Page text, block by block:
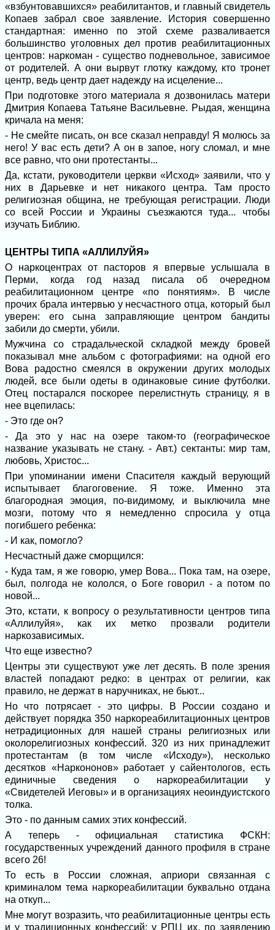
«взбунтовавшихся» реабилитантов, и главный свидетель
Копаев забрал свое заявление. История совершенно
стандартная: именно по этой схеме разваливается
большинство уголовных дел против реабилитационных
центров: наркоман - существо подневольное, зависимое
от родителей. А они вырвут глотку каждому, кто тронет
центр, ведь центр дает надежду на исцеление...
При подготовке этого материала я дозвонилась матери
Дмитрия Копаева Татьяне Васильевне. Рыдая, женщина
кричала на меня:
- Не смейте писать, он все сказал неправду! Я молюсь за
него! У вас есть дети? А он в запое, ногу сломал, и мне
все равно, что они протестанты...
Да, кстати, руководители церкви «Исход» заявили, что у
них в Дарьевке и нет никакого центра. Там просто
религиозная община, не требующая регистрации. Люди
со всей России и Украины съезжаются туда... чтобы
изучать Библию.
ЦЕНТРЫ ТИПА «АЛЛИЛУЙЯ»
О наркоцентрах от пасторов я впервые услышала в
Перми, когда год назад писала об очередном
реабилитационном центре «по понятиям». В числе
прочих брала интервью у несчастного отца, который был
уверен: его сына заправляющие центром бандиты
забили до смерти, убили.
Мужчина со страдальческой складкой между бровей
показывал мне альбом с фотографиями: на одной его
Вова радостно смеялся в окружении других молодых
людей, все были одеты в одинаковые синие футболки.
Отец постарался поскорее перелистнуть страницу, я в
нее вцепилась:
- Это где он?
- Да это у нас на озере таком-то (географическое
название указывать не стану. - Авт.) сектанты: мир там,
любовь, Христос...
При упоминании имени Спасителя каждый верующий
испытывает благоговение. Я тоже. Именно эта
благородная эмоция, по-видимому, и выключила мне
мозги, потому что я немедленно спросила у отца
погибшего ребенка:
- И как, помогло?
Несчастный даже сморщился:
- Куда там, я же говорю, умер Вова... Пока там, на озере,
был, полгода не кололся, о Боге говорил - а потом по
новой...
Это, кстати, к вопросу о результативности центров типа
«Аллилуйя», как их метко прозвали родители
наркозависимых.
Что еще известно?
Центры эти существуют уже лет десять. В поле зрения
властей попадают редко: в центрах от религии, как
правило, не держат в наручниках, не бьют...
Но что потрясает - это цифры. В России создано и
действует порядка 350 наркореабилитационных центров
нетрадиционных для нашей страны религиозных или
околорелигиозных конфессий. 320 из них принадлежит
протестантам (в том числе «Исходу»), несколько
десятков «Наркононов» работает у сайентологов, есть
единичные сведения о наркореабилитации у
«Свидетелей Иеговы» и в организациях неоиндуистского
толка.
Это - по данным самих этих конфессий.
А теперь - официальная статистика ФСКН:
государственных учреждений данного профиля в стране
всего 26!
То есть в России сложная, априори связанная с
криминалом тема наркореабилитации буквально отдана
на откуп...
Мне могут возразить, что реабилитационные центры есть
и у традиционных конфессий: у РПЦ их, по заявлению